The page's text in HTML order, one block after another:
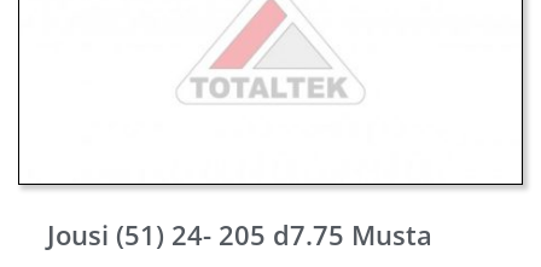
Jousi (51) 24- 205 d7.75 Musta